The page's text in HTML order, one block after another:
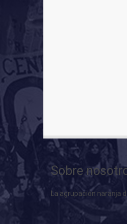
Sobre
La agrupación